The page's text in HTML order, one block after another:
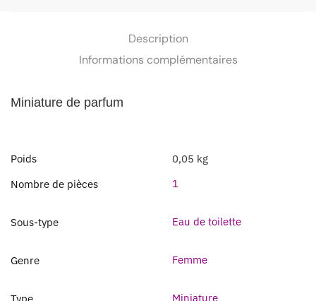
Description
Informations complémentaires
Miniature de parfum
Poids
0,05 kg
Nombre de pièces
1
Sous-type Eau de toilette
Genre Femme
Miniature